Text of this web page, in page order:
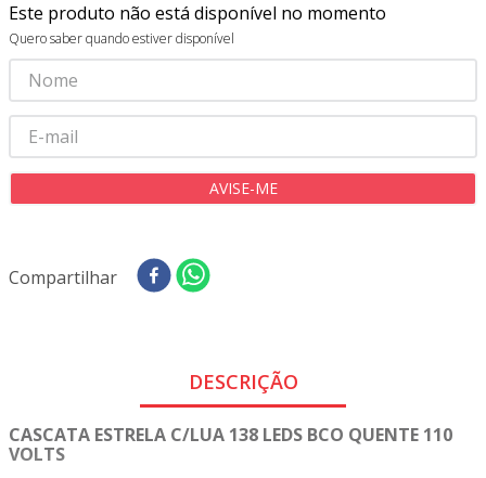
Este produto não está disponível no momento
Quero saber quando estiver disponível
Compartilhar
DESCRIÇÃO
CASCATA ESTRELA C/LUA 138 LEDS BCO QUENTE 110
VOLTS
9º
tecido oxford
10º toalha mesa